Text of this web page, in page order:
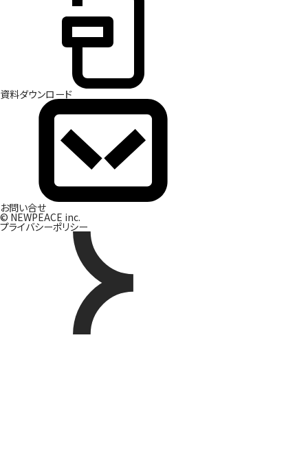
資料ダウンロード
お問い合せ
© NEWPEACE inc.
プライバシーポリシー